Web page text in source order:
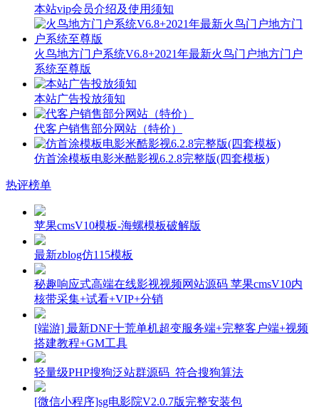
本站vip会员介绍及使用须知
火鸟地方门户系统V6.8+2021年最新火鸟门户地方门户
系统至尊版
本站广告投放须知
代客户销售部分网站（特价）
仿首涂模板电影米酷影视6.2.8完整版(四套模板)
热评榜单
苹果cmsV10模板-海螺模板破解版
最新zblog仿115模板
秘趣响应式高端在线影视视频网站源码 苹果cmsV10内
核带采集+试看+VIP+分销
[端游] 最新DNF十荒单机超变服务端+完整客户端+视频
搭建教程+GM工具
轻量级PHP搜狗泛站群源码_符合搜狗算法
[微信小程序]sg电影院V2.0.7版完整安装包